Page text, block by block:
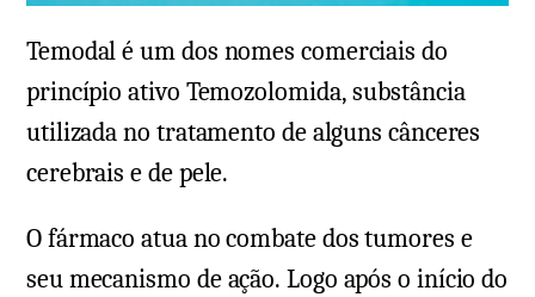
Temodal é um dos nomes comerciais do
princípio ativo Temozolomida, substância
utilizada no tratamento de alguns cânceres
cerebrais e de pele.
O fármaco atua no combate dos tumores e
seu mecanismo de ação. Logo após o início do